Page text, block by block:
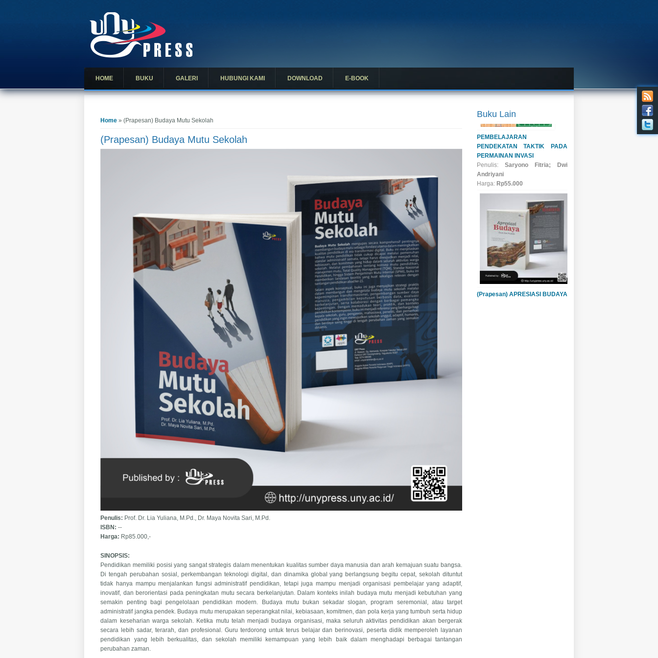
HOME BUKU GALERI HUBUNGI KAMI DOWNLOAD E-BOOK
Home » (Prapesan) Budaya Mutu Sekolah
(Prapesan) Budaya Mutu Sekolah
Penulis: Prof. Dr. Lia Yuliana, M.Pd., Dr. Maya Novita Sari, M.Pd.
ISBN:--
Harga: Rp85.000,-
SINOPSIS:
Pendidikan memiliki posisi yang sangat strategis dalam menentukan kualitas sumber daya manusia dan arah kemajuan suatu bangsa.
Di tengah perubahan sosial, perkembangan teknologi digital, dan dinamika global yang berlangsung begitu cepat, sekolah dituntut
tidak hanya mampu menjalankan fungsi administratif pendidikan, tetapi juga mampu menjadi organisasi pembelajar yang adaptif,
inovatif, dan berorientasi pada peningkatan mutu secara berkelanjutan. Dalam konteks inilah budaya mutu menjadi kebutuhan yang
semakin penting bagi pengelolaan pendidikan modern. Budaya mutu bukan sekadar slogan, program seremonial, atau target
administratif jangka pendek. Budaya mutu merupakan seperangkat nilai, kebiasaan, komitmen, dan pola kerja yang tumbuh serta hidup
dalam keseharian warga sekolah. Ketika mutu telah menjadi budaya organisasi, maka seluruh aktivitas pendidikan akan bergerak
secara lebih sadar, terarah, dan profesional. Guru terdorong untuk terus belajar dan berinovasi, peserta didik memperoleh layanan
pendidikan yang lebih berkualitas, dan sekolah memiliki kemampuan yang lebih baik dalam menghadapi berbagai tantangan
perubahan zaman.
Buku Lain
(Prapesan) APRESIASI BUDAYA
(TEORI DAN PRAKTIK)
Penulis:Dr. Siti Perdi Rahayu,
M.Hum Tika Zuleika, S,Pd, M.Pd
Hilda Dian Nova Novitasari,
S.Pd., M.Pd.
Harga:75.000